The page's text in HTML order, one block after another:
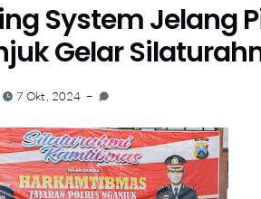
System Jelang
Gelar
7 Okt, 2024